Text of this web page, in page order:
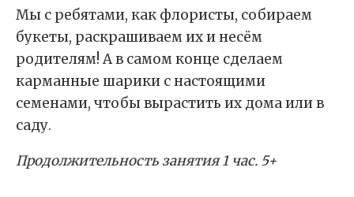
Мы с ребятами, как флористы, собираем
букеты, раскрашиваем их и несём
родителям! А в самом конце сделаем
карманные шарики с настоящими
семенами, чтобы вырастить их дома или в
саду.
Продолжительность занятия 1 час. 5+